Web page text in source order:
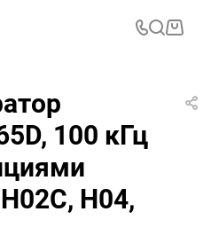
100 кГц
H04,